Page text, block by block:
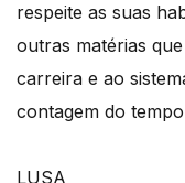
respeite as suas
outras matérias
carreira e ao
contagem do
LUSA